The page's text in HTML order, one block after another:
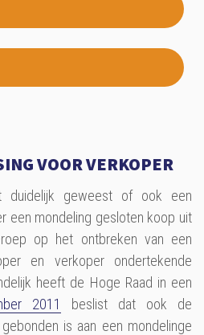
VOOR VERKOPER
duidelijk geweest of ook een
een mondeling gesloten koop uit
op het ontbreken van een
en verkoper ondertekende
heeft de Hoge Raad in een
2011
beslist dat ook de
is aan een mondelinge